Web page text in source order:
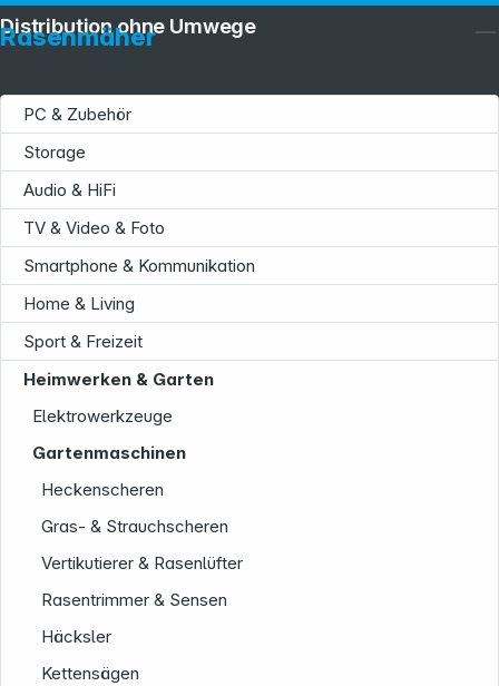
Rasenmäher
PC & Zubehör
Storage
Audio & HiFi
TV & Video & Foto
Smartphone & Kommunikation
Home & Living
Sport & Freizeit
Heimwerken & Garten
Elektrowerkzeuge
Gartenmaschinen
Heckenscheren
Gras- & Strauchscheren
Vertikutierer & Rasenlüfter
Rasentrimmer & Sensen
Häcksler
Kettensägen
Distribution ohne Umwege